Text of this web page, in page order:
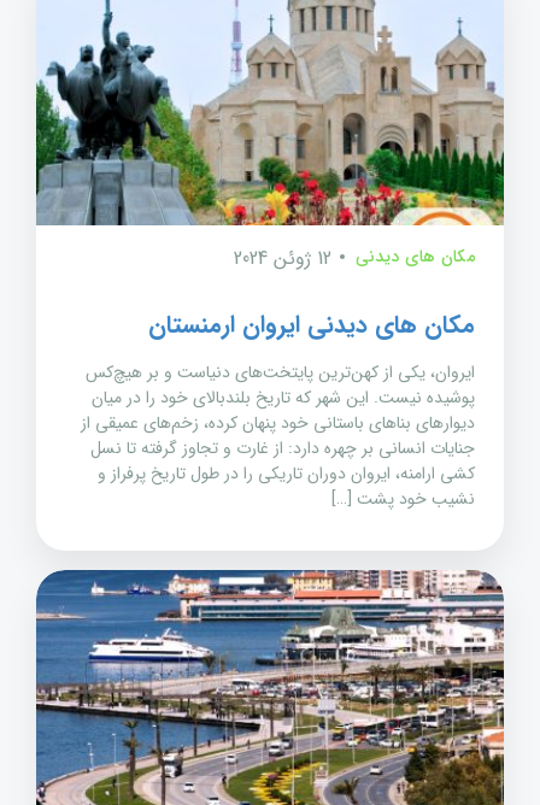
مکان های دیدنی 12 ژوئن 2024
مکان های دیدنی ایروان ارمنستان
ایروان، یکی از کهن‌ترین پایتخت‌های دنیاست و بر هیچ‌کس
پوشیده نیست. این شهر که تاریخ بلندبالای خود را در میان
دیوارهای بناهای باستانی خود پنهان کرده، زخم‌های عمیقی از
جنایات انسانی بر چهره دارد: از غارت و تجاوز گرفته تا نسل
کشی ارامنه، ایروان دوران تاریکی را در طول تاریخ پرفراز و
نشیب خود پشت […]